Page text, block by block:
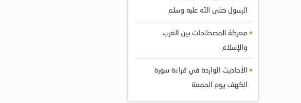
الرسول صلى الله عليه وسلم
معركة المصطلحات بين الغرب
والإسلام
الأحاديث الواردة في قراءة سورة
الكهف يوم الجمعة